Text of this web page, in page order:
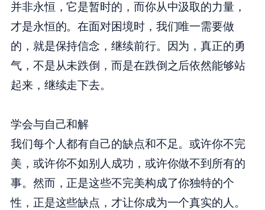
并非永恒，它是暂时的，而你从中汲取的力量，
才是永恒的。在面对困境时，我们唯一需要做
的，就是保持信念，继续前行。因为，真正的勇
气，不是从未跌倒，而是在跌倒之后依然能够站
起来，继续走下去。
学会与自己和解
我们每个人都有自己的缺点和不足。或许你不完
美，或许你不如别人成功，或许你做不到所有的
事。然而，正是这些不完美构成了你独特的个
性，正是这些缺点，才让你成为一个真实的人。